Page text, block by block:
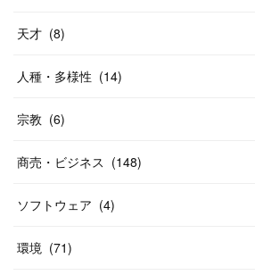
天才 (8)
人種・多様性 (14)
宗教 (6)
商売・ビジネス (148)
ソフトウェア (4)
環境 (71)